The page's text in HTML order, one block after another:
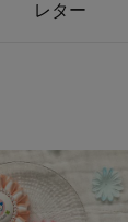
レター